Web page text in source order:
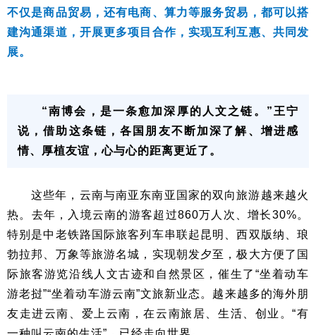
不仅是商品贸易，还有电商、算力等服务贸易，都可以搭
建沟通渠道，开展更多项目合作，实现互利互惠、共同发
展。
“南博会，是一条愈加深厚的人文之链。”王宁
说，借助这条链，各国朋友不断加深了解、增进感
情、厚植友谊，心与心的距离更近了。
这些年，云南与南亚东南亚国家的双向旅游越来越火
热。去年，入境云南的游客超过860万人次、增长30%。
特别是中老铁路国际旅客列车串联起昆明、西双版纳、琅
勃拉邦、万象等旅游名城，实现朝发夕至，极大方便了国
际旅客游览沿线人文古迹和自然景区，催生了“坐着动车
游老挝”“坐着动车游云南”文旅新业态。越来越多的海外朋
友走进云南、爱上云南，在云南旅居、生活、创业。“有